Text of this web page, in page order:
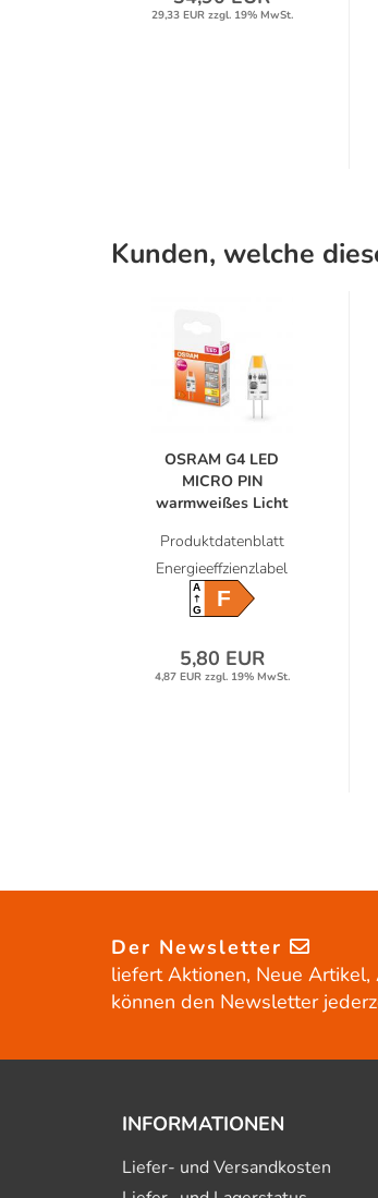
29,33 EUR zzgl. 19% MwSt.
Kunden, welche
OSRAM G4 LED
MICRO PIN
warmweißes Licht
Produktdatenblatt
Energieeffzienzlabel
A
GF
5,80 EUR
4,87 EUR zzgl. 19% MwSt.
Der Newsletter
liefert Aktionen, Neue
können den Newsletter
INFORMATIONEN
Liefer- und Versandkosten